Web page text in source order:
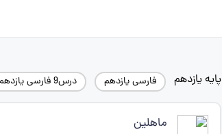
پایه یازدهم فارسی یازدهم درس9 فارسی یازدهم
ماهلین